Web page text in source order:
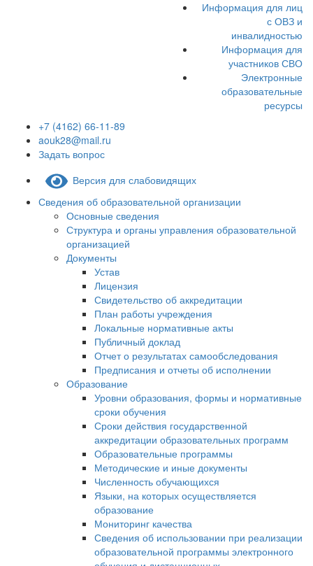
Информация для лиц
с ОВЗ и
инвалидностью
Информация для
участников СВО
Электронные
образовательные
ресурсы
+7 (4162) 66-11-89
aouk28@mail.ru
Задать вопрос
Версия для слабовидящих
Сведения об образовательной организации
Основные сведения
Структура и органы управления образовательной
организацией
Документы
Устав
Лицензия
Свидетельство об аккредитации
План работы учреждения
Локальные нормативные акты
Публичный доклад
Отчет о результатах самообследования
Предписания и отчеты об исполнении
Образование
Уровни образования, формы и нормативные
сроки обучения
Сроки действия государственной
аккредитации образовательных программ
Образовательные программы
Методические и иные документы
Численность обучающихся
Языки, на которых осуществляется
образование
Мониторинг качества
Сведения об использовании при реализации
образовательной программы электронного